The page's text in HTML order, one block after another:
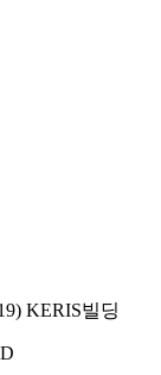
KERIS빌딩